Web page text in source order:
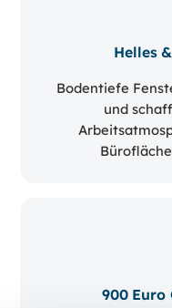
Helles
Bodentiefe
und
900 Euro